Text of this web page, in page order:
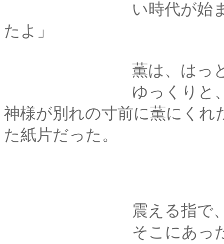
い時代が始まってか
たよ」
薫は、はっとして
ゆっくりと、むすん
神様が別れの寸前に薫にく
た紙片だった。
震える指で、紙切
そこにあったのは、